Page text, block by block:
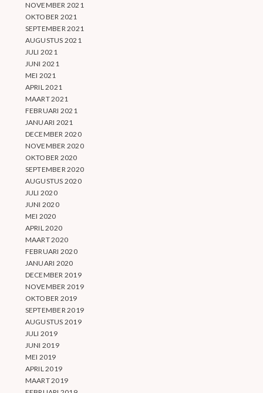
NOVEMBER 2021
OKTOBER 2021
SEPTEMBER 2021
AUGUSTUS 2021
JULI 2021
JUNI 2021
MEI 2021
APRIL 2021
MAART 2021
FEBRUARI 2021
JANUARI 2021
DECEMBER 2020
NOVEMBER 2020
OKTOBER 2020
SEPTEMBER 2020
AUGUSTUS 2020
JULI 2020
JUNI 2020
MEI 2020
APRIL 2020
MAART 2020
FEBRUARI 2020
JANUARI 2020
DECEMBER 2019
NOVEMBER 2019
OKTOBER 2019
SEPTEMBER 2019
AUGUSTUS 2019
JULI 2019
JUNI 2019
MEI 2019
APRIL 2019
MAART 2019